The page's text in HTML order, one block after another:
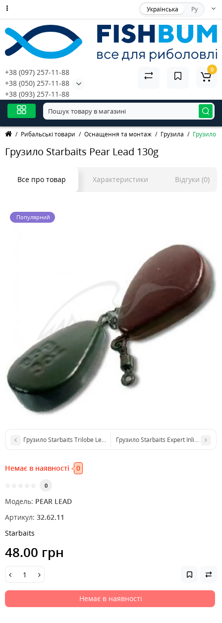
Українська Ру
+38 (097) 257-11-88
+38 (050) 257-11-88
+38 (093) 257-11-88
0
Рибальські товари Оснащення та монтаж Грузила Грузило
Грузило Starbaits Pear Lead 130g
Все про товар Характеристики Відгуки (0)
Популярний
Грузило Starbaits Trilobe Lead 4oz 112грГрузило Starbaits Expert Inline
Немає в наявності 0
0
Модель: PEAR LEAD
Артикул: 32.62.11
Starbaits
48.00 грн
Немає в наявності